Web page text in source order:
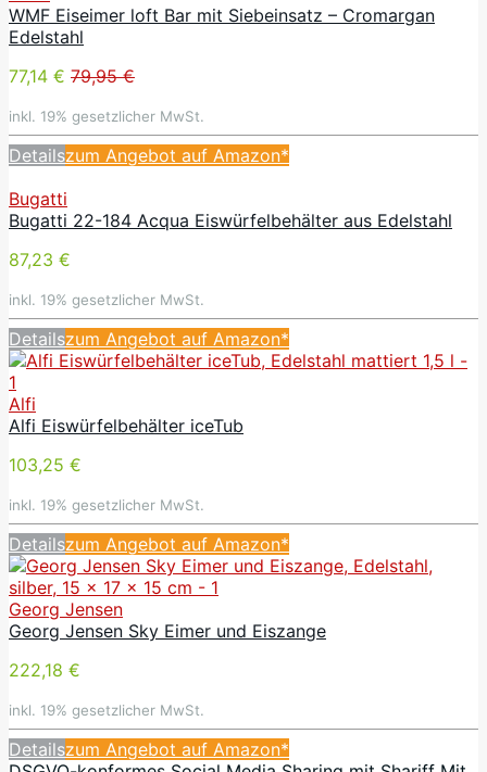
WMF Eiseimer loft Bar mit Siebeinsatz – Cromargan
Edelstahl
77,14 € 79,95 €
inkl. 19% gesetzlicher MwSt.
Detailszum Angebot auf Amazon*
Bugatti
Bugatti 22-184 Acqua Eiswürfelbehälter aus Edelstahl
87,23 €
inkl. 19% gesetzlicher MwSt.
Detailszum Angebot auf Amazon*
Alfi
Alfi Eiswürfelbehälter iceTub
103,25 €
inkl. 19% gesetzlicher MwSt.
Detailszum Angebot auf Amazon*
Georg Jensen
Georg Jensen Sky Eimer und Eiszange
222,18 €
inkl. 19% gesetzlicher MwSt.
Detailszum Angebot auf Amazon*